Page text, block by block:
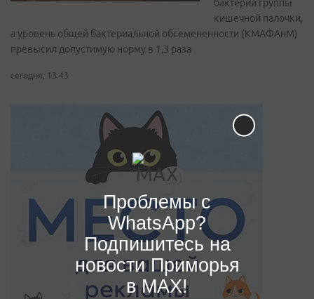
бактерии группы
кишечной палочки,
а уровень общей бактериальной обсемененности (КМАФАнМ)
превысил допустимую норму в 1,3 раза
сегодня, 13:43
Проблемы с
WhatsApp?
Подпишитесь на
новости Приморья
в MAX!